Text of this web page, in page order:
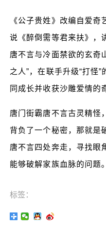
《公子贵姓》改编自爱
说《醉倒需等君来扶》，
唐不言与冷面禁欲的玄奇
之人”，在联手升级“打怪
同成长并收获沙雕爱情的
唐门街霸唐不言古灵精怪
背负了一个秘密，那就是
唐不言四处奔走，寻找眼
能够破解家族血脉的问题。
标签：